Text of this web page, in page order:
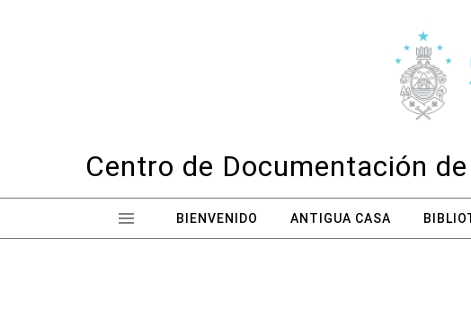
Centro de Documentación
BIENVENIDO ANTIGUA CASA